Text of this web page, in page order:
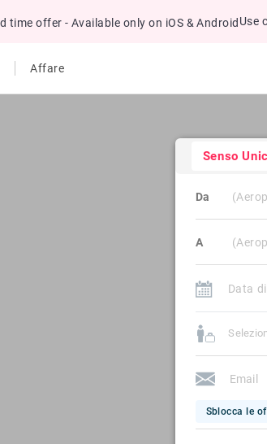
time offer - Available only on iOS & Android Use
Affare
Senso
Da
A
Sblocca le